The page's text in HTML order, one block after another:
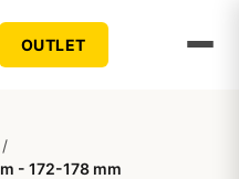
OUTLET
/
- 172-178 mm